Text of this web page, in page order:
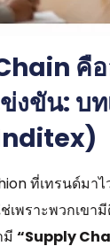
คื
งขัน: บท
ที่เทรนด์มาไ
พราะพวกเขามี
มี “Supply